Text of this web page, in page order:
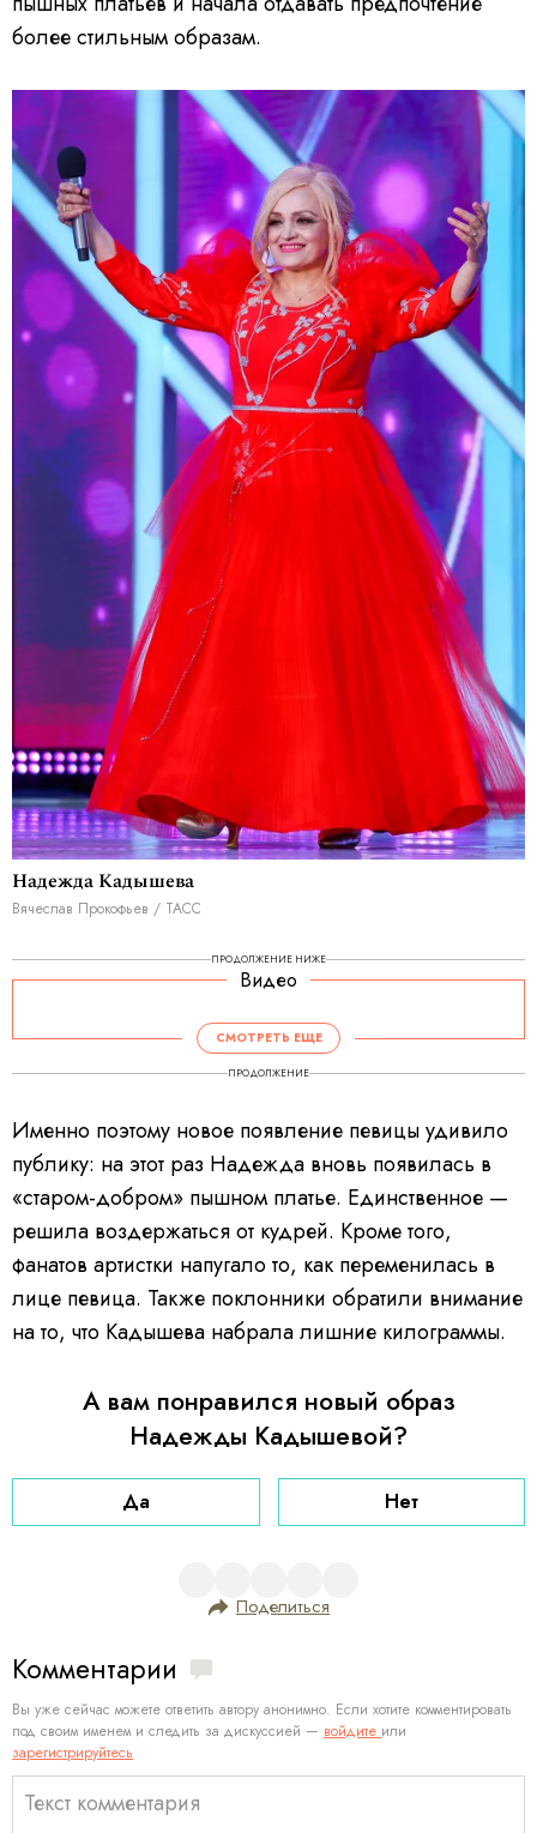
более стильным образам.
Надежда Кадышева
Вячеслав Прокофьев / ТАСС
ПРОДОЛЖЕНИЕ НИЖЕ
Видео
СМОТРЕТЬ ЕЩЕ
ПРОДОЛЖЕНИЕ
Именно поэтому новое появление певицы удивило
публику: на этот раз Надежда вновь появилась в
«старом-добром» пышном платье. Единственное —
решила воздержаться от кудрей. Кроме того,
фанатов артистки напугало то, как переменилась в
лице певица. Также поклонники обратили внимание
на то, что Кадышева набрала лишние килограммы.
А вам понравился новый образ
Надежды Кадышевой?
Да Нет
Поделиться
Комментарии
Вы уже сейчас можете ответить автору анонимно. Если хотите комментировать
под своим именем и следить за дискуссией — войдите или
зарегистрируйтесь